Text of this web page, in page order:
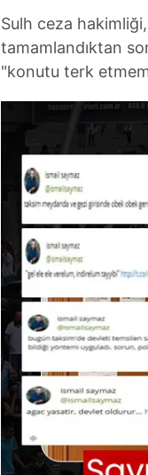
Sulh ceza
tamamlandıktan
"konutu terk